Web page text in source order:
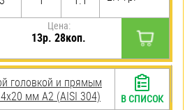
Цена:
13р. 28коп.
головкой и прямым
мм А2 (AISI 304)
В СПИСОК